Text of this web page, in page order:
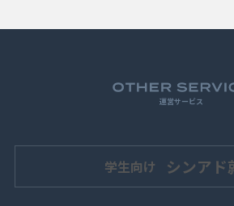
運営サービス
学生向け シンアド